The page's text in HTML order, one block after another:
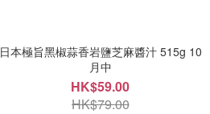
日本極旨黑椒蒜香岩鹽芝麻醬汁 515g 10
月中
HK$59.00
HK$79.00